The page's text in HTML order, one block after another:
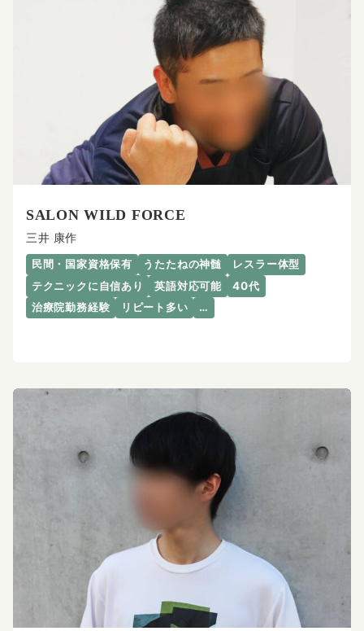
SALON WILD FORCE
三井 康作
民間・国家資格保有 うたたねの神髄
レスラー体型
テクニックに自信あり
英語対応可能
40代
治療院勤務経験
リピート多い …